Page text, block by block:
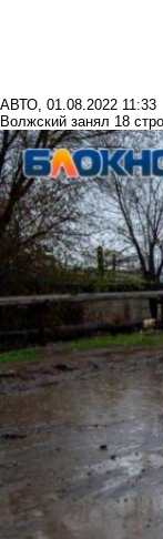
АВТО, 01.08.2022 11:33
Волжский занял 18